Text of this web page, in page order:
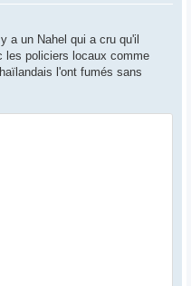
a un Nahel qui a cru qu'il
les policiers locaux comme
l'ont fumés sans